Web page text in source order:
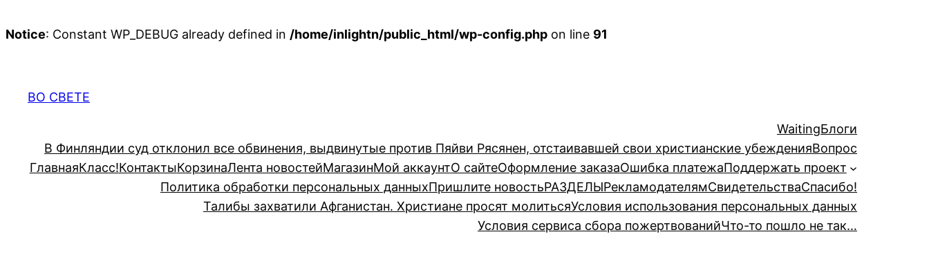
Notice: Constant WP_DEBUG already defined in /home/inlightn/public_html/wp-config.php on line 91
содержимому
ВО СВЕТЕ
WaitingБлоги
В Финляндии суд отклонил все обвинения, выдвинутые против Пяйви Рясянен, отстаивавшей свои христианские убежденияВопрос
ГлавнаяКласс!КонтактыКорзинаЛента новостейМагазинМой аккаунтО сайтеОформление заказаОшибка платежаПоддержать проект
Политика обработки персональных данныхПришлите новостьРАЗДЕЛЫРекламодателямСвидетельстваСпасибо!
Талибы захватили Афганистан. Христиане просят молитьсяУсловия использования персональных данных
Условия сервиса сбора пожертвованийЧто-то пошло не так…